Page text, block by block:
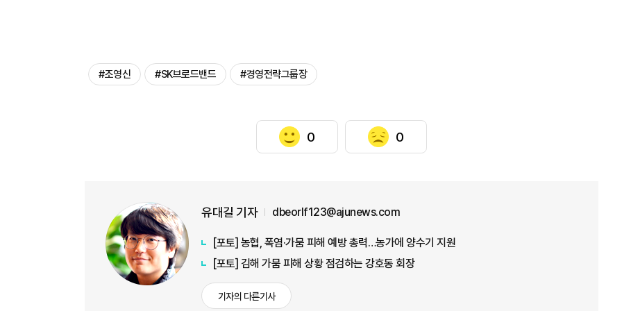
#​​​​​​​조영신 #SK브로드밴드 #경영전략그룹장
0 0
유대길 기자 dbeorlf123@ajunews.com
[포토] 농협, 폭염·가뭄 피해 예방 총력…농가에 양수기 지원
[포토] 김해 가뭄 피해 상황 점검하는 강호동 회장
기자의 다른기사